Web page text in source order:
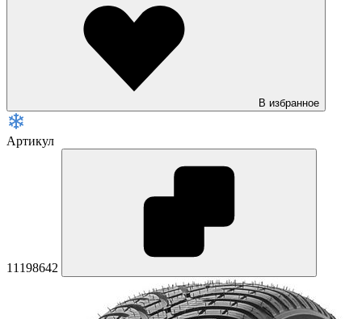
В избранное
Артикул
11198642